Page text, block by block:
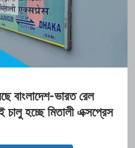
বাংলাদেশ-ভারত রেল
চালু হচ্ছে মিতালী এক্সপ্রেস